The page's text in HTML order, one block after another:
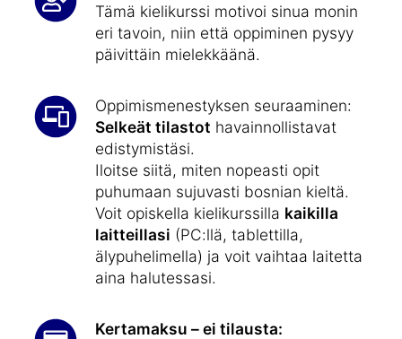
Tämä kielikurssi motivoi sinua monin
eri tavoin, niin että oppiminen pysyy
päivittäin mielekkäänä.
Oppimismenestyksen seuraaminen:
Selkeät tilastot havainnollistavat
edistymistäsi.
Iloitse siitä, miten nopeasti opit
puhumaan sujuvasti bosnian kieltä.
Voit opiskella kielikurssilla kaikilla
laitteillasi (PC:llä, tablettilla,
älypuhelimella) ja voit vaihtaa laitetta
aina halutessasi.
Kertamaksu – ei tilausta: